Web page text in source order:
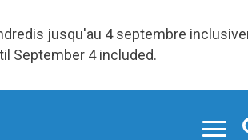
jusqu'au 4 septembre
September 4 included.